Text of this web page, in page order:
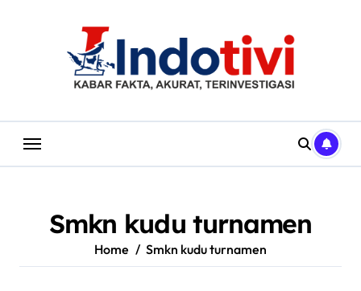
Smkn kudu turnamen
Home Smkn kudu turnamen